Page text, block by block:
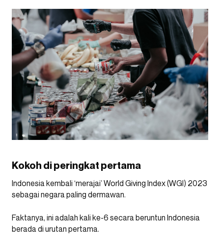
Kokoh di peringkat pertama
Indonesia kembali ‘merajai’ World Giving Index (WGI) 2023
sebagai negara paling dermawan.
Faktanya, ini adalah kali ke-6 secara beruntun Indonesia
berada di urutan pertama.